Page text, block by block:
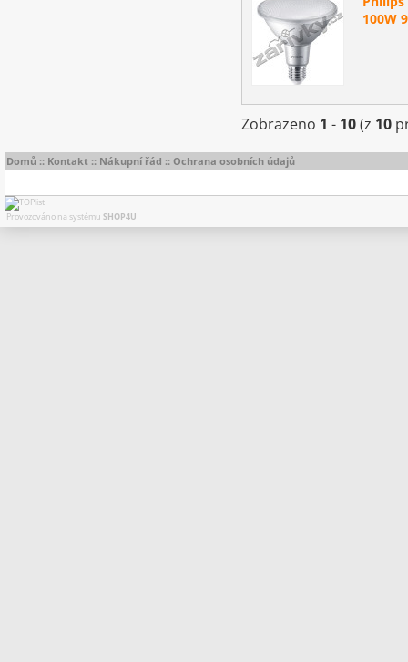
100W
Zobrazeno 1 - 10(z 10
Domů :: Kontakt :: Nákupní řád :: Ochrana osobních údajů
Provozováno na systému SHOP4U